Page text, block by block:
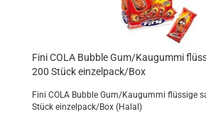
Fini COLA Bub­ble Gum/Kau­gum­mi
200 Stück ein­zel­pack/Box
Fini COLA Bub­ble Gum/Kau­gum­mi flüs­si­ge
Stück ein­zel­pack/Box (Halal)